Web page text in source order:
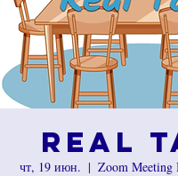
Real
чт, 19 июн.
  |
Zoom Meeting